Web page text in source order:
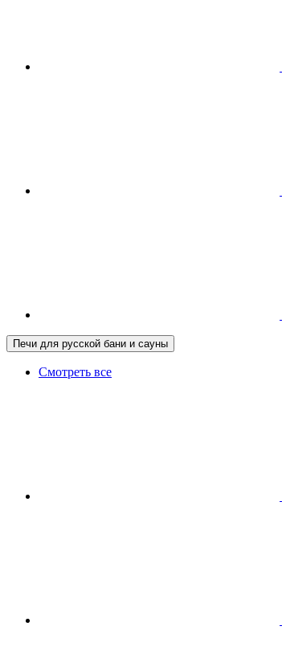
Печи для русской бани и сауны
Смотреть все